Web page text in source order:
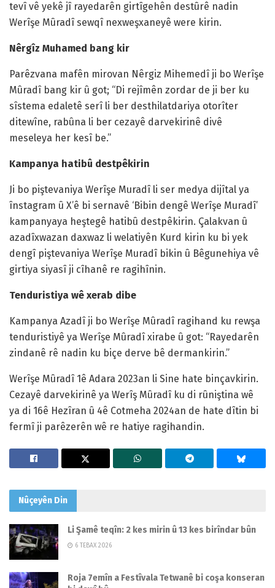
tevî vê yekê jî rayedarên girtîgehên destûrê nadin
Werîşe Mûradî sewqî nexweşxaneyê were kirin.
Nêrgîz Muhamed bang kir
Parêzvana mafên mirovan Nêrgiz Mihemedî ji bo Werîşe
Mûradî bang kir û got; “Di rejîmên zordar de ji ber ku
sîstema edaletê serî li ber desthilatdariya otorîter
ditewîne, rabûna li ber cezayê darvekirinê divê
meseleya her kesî be.”
Kampanya hatibû destpêkirin
Ji bo piştevaniya Werîşe Muradî li ser medya dijîtal ya
înstagram û X’ê bi sernavê ‘Bibin dengê Werîşe Muradî’
kampanyaya heştegê hatibû destpêkirin. Çalakvan û
azadîxwazan daxwaz li welatiyên Kurd kirin ku bi yek
dengî piştevaniya Werîşe Muradî bikin û Bêgunehiya vê
girtiya siyasî ji cîhanê re ragihînin.
Tenduristiya wê xerab dibe
Kampanya Azadî ji bo Werîşe Mûradî ragihand ku rewşa
tenduristiyê ya Werîşe Mûradî xirabe û got: “Rayedarên
zindanê rê nadin ku biçe derve bê dermankirin.”
Werîşe Mûradî 1ê Adara 2023an li Sine hate binçavkirin.
Cezayê darvekirinê ya Werîş Mûradî ku di rûniştina wê
ya di 16ê Hezîran û 4ê Cotmeha 2024an de hate dîtin bi
fermî ji parêzerên wê re hatiye ragihandin.
Nûçeyên Din
Li Şamê teqîn: 2 kes mirin û 13 kes birîndar bûn
6 TEBAX 2026
Roja 7emîn a Festîvala Tetwanê bi coşa konseran